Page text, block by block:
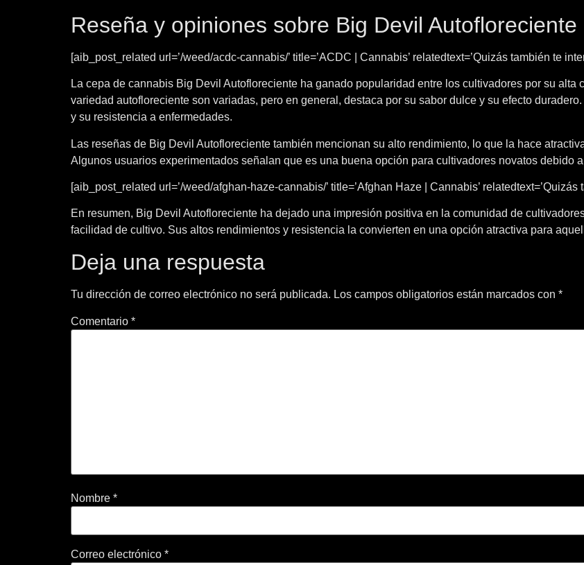
Reseña y opiniones sobre Big Devil Autofloreciente
[aib_post_related url=’/weed/acdc-cannabis/’ title=’ACDC | Cannabis’ relatedtext=’Quizás también te
La cepa de cannabis Big Devil Autofloreciente ha ganado popularidad entre los cultivadores por su
variedad autofloreciente son variadas, pero en general, destaca por su sabor dulce y su efecto
y su resistencia a enfermedades.
Las reseñas de Big Devil Autofloreciente también mencionan su alto rendimiento, lo que la hace
Algunos usuarios experimentados señalan que es una buena opción para cultivadores novatos debido
[aib_post_related url=’/weed/afghan-haze-cannabis/’ title=’Afghan Haze | Cannabis’ relatedtext=’Quizás
En resumen, Big Devil Autofloreciente ha dejado una impresión positiva en la comunidad de
facilidad de cultivo. Sus altos rendimientos y resistencia la convierten en una opción atractiva para
Deja una respuesta
Tu dirección de correo electrónico no será publicada. Los campos obligatorios están marcados con *
Comentario *
Nombre *
Correo electrónico *